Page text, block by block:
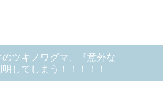
のツキノワグマ、『意外な
してしまう！！！！！